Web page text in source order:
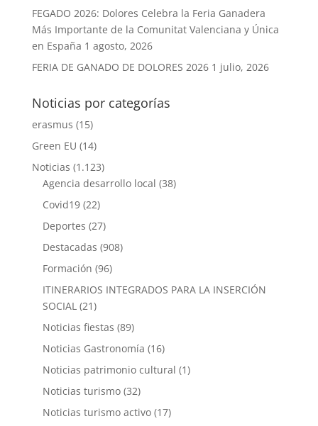
FEGADO 2026: Dolores Celebra la Feria Ganadera
Más Importante de la Comunitat Valenciana y Única
en España 1 agosto, 2026
FERIA DE GANADO DE DOLORES 2026 1 julio, 2026
Noticias por categorías
erasmus (15)
Green EU (14)
Noticias (1.123)
Agencia desarrollo local (38)
Covid19(22)
Deportes (27)
Destacadas (908)
Formación (96)
ITINERARIOS INTEGRADOS PARA LA INSERCIÓN
SOCIAL(21)
Noticias fiestas (89)
Noticias Gastronomía (16)
Noticias patrimonio cultural (1)
Noticias turismo(32)
Noticias turismo activo(17)